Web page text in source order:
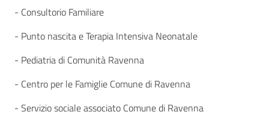
- Consultorio Familiare
- Punto nascita e Terapia Intensiva Neonatale
- Pediatria di Comunità Ravenna
- Centro per le Famiglie Comune di Ravenna
- Servizio sociale associato Comune di Ravenna